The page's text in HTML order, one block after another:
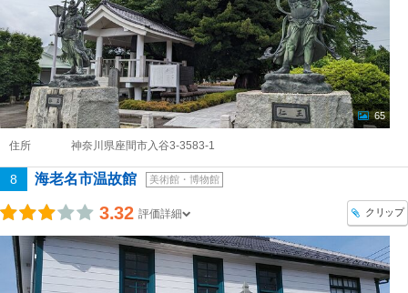
65
住所 神奈川県座間市入谷3-3583-1
8 海老名市温故館 美術館・博物館
3.32 評価詳細 クリップ